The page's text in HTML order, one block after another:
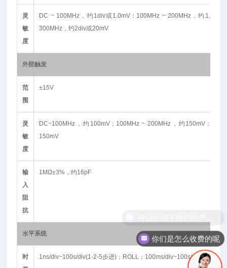
灵
敏
度
DC ~ 100MHz，约1div或1.0mV；100MHz ~ 200MHz，约1.5div
300MHz，约2div或20mV
外部触发
范
围
±15V
灵
敏
度
DC~100MHz，约100mV；100MHz ~ 200MHz，约150mV；
150mV
输
入
阻
抗
1MΩ±3%，约16pF
水平系统
时
1ns/div~100s/div(1-2-5步进)；ROLL；100ms/div~100s/div
你们是怎么收费的呢